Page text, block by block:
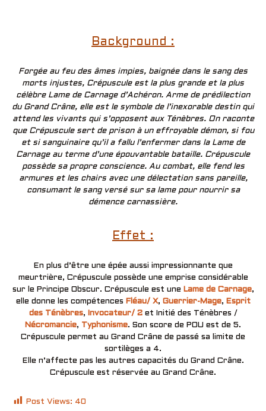
Background :
Forgée au feu des âmes impies, baignée dans le sang des
morts injustes, Crépuscule est la plus grande et la plus
célèbre Lame de Carnage d’Achéron. Arme de prédilection
du Grand Crâne, elle est le symbole de l’inexorable destin qui
attend les vivants qui s’opposent aux Ténèbres. On raconte
que Crépuscule sert de prison à un effroyable démon, si fou
et si sanguinaire qu’il a fallu l’enfermer dans la Lame de
Carnage au terme d’une épouvantable bataille. Crépuscule
possède sa propre conscience. Au combat, elle fend les
armures et les chairs avec une délectation sans pareille,
consumant le sang versé sur sa lame pour nourrir sa
démence carnassière.
Effet :
En plus d’être une épée aussi impressionnante que
meurtrière, Crépuscule possède une emprise considérable
sur le Principe Obscur. Crépuscule est une Lame de Carnage,
elle donne les compétences Fléau/ X, Guerrier-Mage, Esprit
des Ténèbres, Invocateur/ 2et Initié des Ténèbres /
Nécromancie, Typhonisme. Son score de POU est de 5.
Crépuscule permet au Grand Crâne de passé sa limite de
sortilèges a 4.
Elle n’affecte pas les autres capacités du Grand Crâne.
Crépuscule est réservée au Grand Crâne.
Post Views: 40